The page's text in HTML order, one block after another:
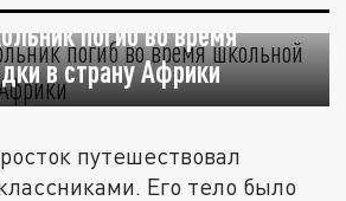
погиб во время
в страну Африки
путешествовал
Его тело было